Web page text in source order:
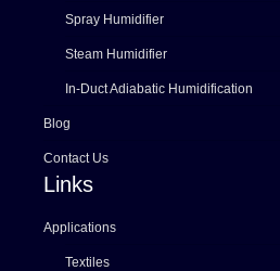
Spray Humidifier
Steam Humidifier
In-Duct Adiabatic Humidification
Blog
Contact Us
Links
Applications
Textiles